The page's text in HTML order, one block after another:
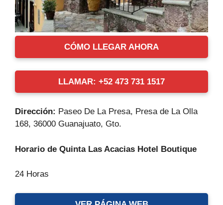
CÓMO LLEGAR AHORA
LLAMAR: +52 473 731 1517
Dirección: Paseo De La Presa, Presa de La Olla
168, 36000 Guanajuato, Gto.
Horario de Quinta Las Acacias Hotel Boutique
24 Horas